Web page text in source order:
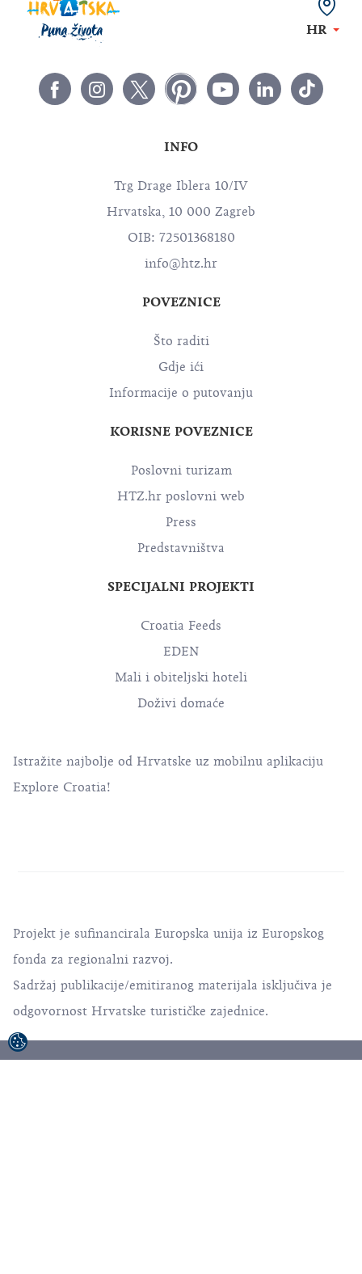
HR
INFO
Trg Drage Iblera 10/IV
Hrvatska, 10 000 Zagreb
OIB: 72501368180
info@htz.hr
POVEZNICE
Što raditi
Gdje ići
Informacije o putovanju
KORISNE POVEZNICE
Poslovni turizam
HTZ.hr poslovni web
Press
Predstavništva
SPECIJALNI PROJEKTI
Croatia Feeds
EDEN
Mali i obiteljski hoteli
Doživi domaće
Istražite najbolje od Hrvatske uz mobilnu aplikaciju
Explore Croatia!
Projekt je sufinancirala Europska unija iz Europskog
fonda za regionalni razvoj.
Sadržaj publikacije/emitiranog materijala isključiva je
odgovornost Hrvatske turističke zajednice.